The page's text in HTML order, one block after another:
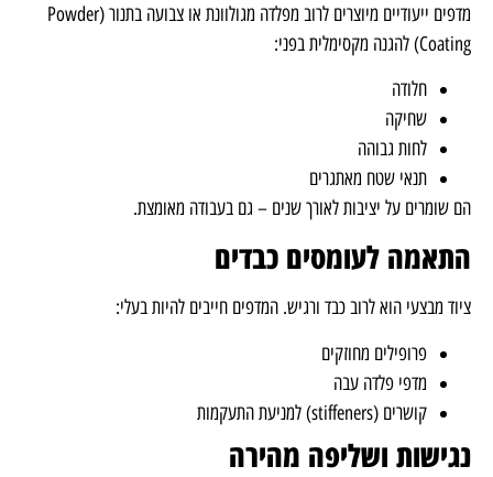
מדפים ייעודיים מיוצרים לרוב מפלדה מגולוונת או צבועה בתנור (Powder
Coating) להגנה מקסימלית בפני:
חלודה
שחיקה
לחות גבוהה
תנאי שטח מאתגרים
הם שומרים על יציבות לאורך שנים – גם בעבודה מאומצת.
התאמה לעומסים כבדים
ציוד מבצעי הוא לרוב כבד ורגיש. המדפים חייבים להיות בעלי:
פרופילים מחוזקים
מדפי פלדה עבה
קושרים (stiffeners) למניעת התעקמות
נגישות ושליפה מהירה